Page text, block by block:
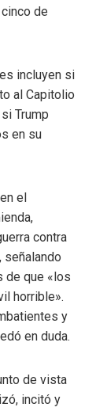
de
incluyen si
al Capitolio
Trump
en su
el
contra
señalando
de que «los
horrible».
y
en duda.
de vista
incitó y